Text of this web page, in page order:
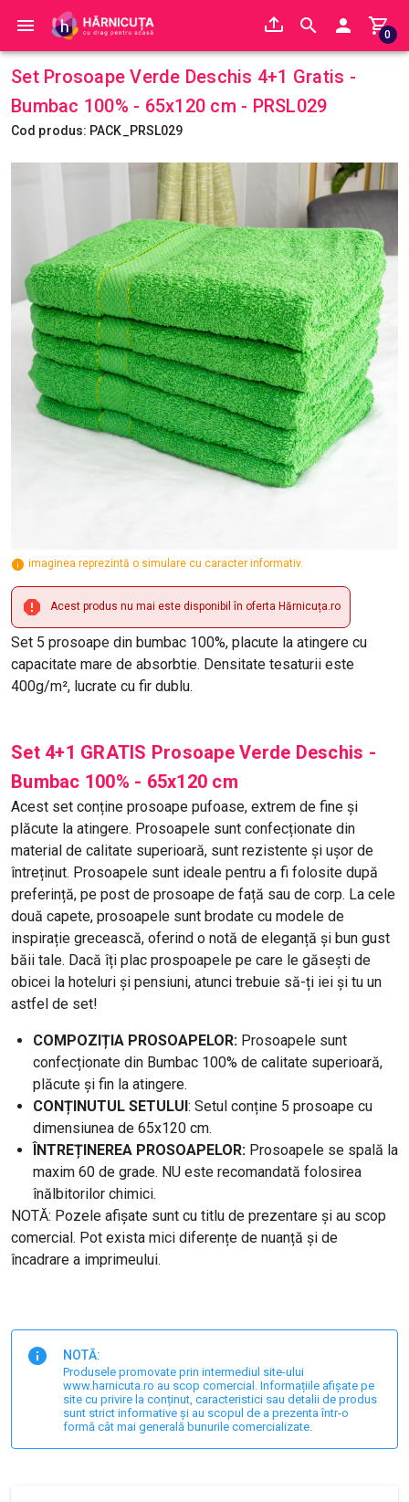
0
Set Prosoape Verde Deschis 4+1 Gratis -
Bumbac 100% - 65x120 cm - PRSL029
Cod produs: PACK_PRSL029
imaginea reprezintă o simulare cu caracter informativ.
Acest produs nu mai este disponibil în oferta Hărnicuța.ro
Set 5 prosoape din bumbac 100%, placute la atingere cu
capacitate mare de absorbtie. Densitate tesaturii este
400g/m², lucrate cu fir dublu.
Set 4+1 GRATIS Prosoape Verde Deschis -
Bumbac 100% - 65x120 cm
Acest set conține prosoape pufoase, extrem de fine și
plăcute la atingere. Prosoapele sunt confecționate din
material de calitate superioară, sunt rezistente și ușor de
întreținut. Prosoapele sunt ideale pentru a fi folosite după
preferință, pe post de prosoape de față sau de corp. La cele
două capete, prosoapele sunt brodate cu modele de
inspirație grecească, oferind o notă de eleganță și bun gust
băii tale. Dacă îți plac prospoapele pe care le găsești de
obicei la hoteluri și pensiuni, atunci trebuie să-ți iei și tu un
astfel de set!
COMPOZIȚIA PROSOAPELOR: Prosoapele sunt
confecționate din Bumbac 100% de calitate superioară,
plăcute și fin la atingere.
CONȚINUTUL SETULUI: Setul conține 5 prosoape cu
dimensiunea de 65x120 cm.
ÎNTREȚINEREA PROSOAPELOR: Prosoapele se spală la
maxim 60 de grade. NU este recomandată folosirea
înălbitorilor chimici.
NOTĂ: Pozele afișate sunt cu titlu de prezentare și au scop
comercial. Pot exista mici diferențe de nuanță și de
încadrare a imprimeului.
NOTĂ:
Produsele promovate prin intermediul site-ului
www.harnicuta.ro au scop comercial. Informațiile afișate pe
site cu privire la conținut, caracteristici sau detalii de produs
sunt strict informative și au scopul de a prezenta într-o
formă cât mai generală bunurile comercializate.